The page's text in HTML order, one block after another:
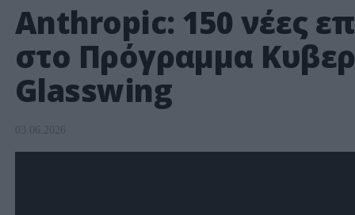
Anthropic: 150 νέες
στο Πρόγραμμα
Glasswing
03.06.2026